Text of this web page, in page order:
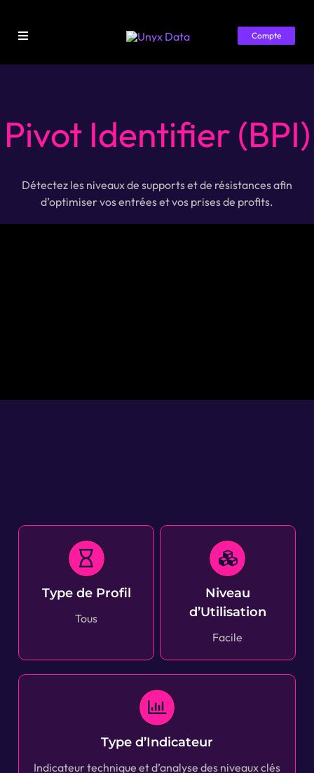
contenuToggle
Tarifs
Ressources
Compte
Pivot Identifier (BPI)
Détectez les niveaux de supports et de résistances afin
d’optimiser vos entrées et vos prises de profits.
Type de Profil
Tous
Niveau
d’Utilisation
Facile
Type d’Indicateur
Indicateur technique et d’analyse des niveaux clés